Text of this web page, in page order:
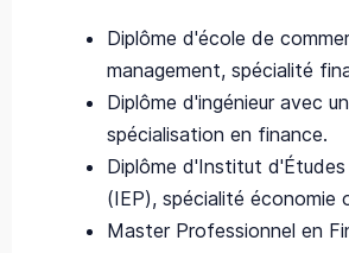
Diplôme d'école de
management, spécialité
Diplôme d'ingénieur avec
spécialisation en finance.
Diplôme d'Institut d'Études
(IEP), spécialité économie
Master Professionnel en